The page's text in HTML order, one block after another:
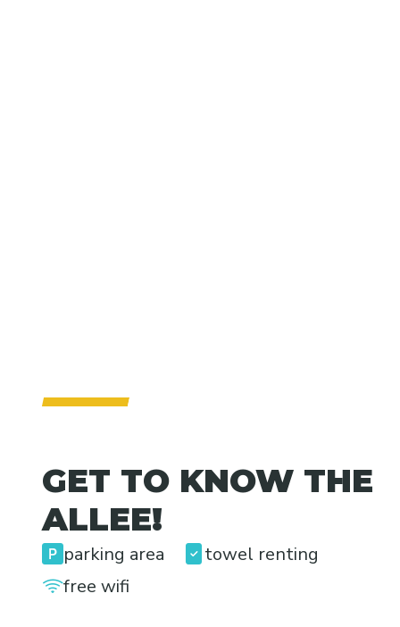
1
GET TO KNOW THE
ALLEE!
parking area
towel renting
free wifi